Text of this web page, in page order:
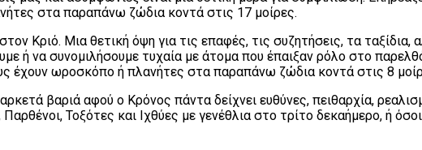
στα παραπάνω ζώδια κοντά στις 17 μοίρες.
Κριό. Μια θετική όψη για τις επαφές, τις συζητήσεις, τα
ή να συνομιλήσουμε τυχαία με άτομα που έπαιξαν ρόλο στο
έχουν ωροσκόπο ή πλανήτες στα παραπάνω ζώδια κοντά στις 8
βαριά αφού ο Κρόνος πάντα δείχνει ευθύνες, πειθαρχία,
Τοξότες και Ιχθύες με γενέθλια στο τρίτο δεκαήμερο, ή